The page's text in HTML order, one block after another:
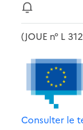
(JOUE n° L
Consulter le